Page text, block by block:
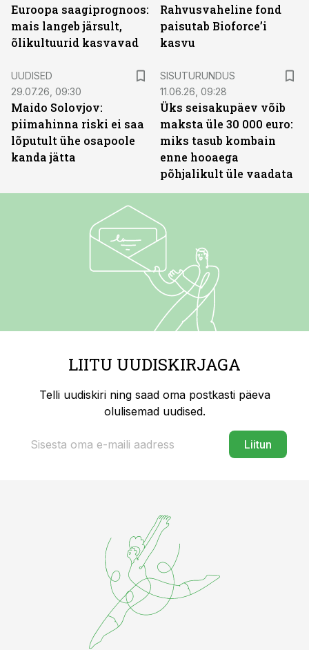
Euroopa saagiprognoos:
mais langeb järsult,
õlikultuurid kasvavad
Rahvusvaheline fond
paisutab Bioforce’i
kasvu
UUDISED
29.07.26, 09:30
Maido Solovjov:
piimahinna riski ei saa
lõputult ühe osapoole
kanda jätta
SISUTURUNDUS
11.06.26, 09:28
Üks seisakupäev võib
maksta üle 30 000 euro:
miks tasub kombain
enne hooaega
põhjalikult üle vaadata
LIITU UUDISKIRJAGA
Telli uudiskiri ning saad oma postkasti päeva
olulisemad uudised.
Liitun